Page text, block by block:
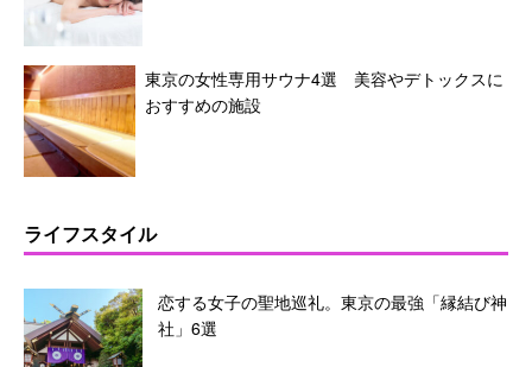
東京の女性専用サウナ4選 美容やデトックスに
おすすめの施設
ライフスタイル
恋する女子の聖地巡礼。東京の最強「縁結び神
社」6選